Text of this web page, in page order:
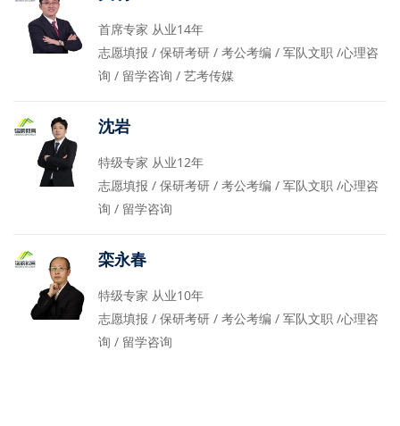
首席专家 从业14年
志愿填报 / 保研考研 / 考公考编 / 军队文职 /心理咨
询 / 留学咨询 / 艺考传媒
沈岩
特级专家 从业12年
志愿填报 / 保研考研 / 考公考编 / 军队文职 /心理咨
询 / 留学咨询
栾永春
特级专家 从业10年
志愿填报 / 保研考研 / 考公考编 / 军队文职 /心理咨
询 / 留学咨询